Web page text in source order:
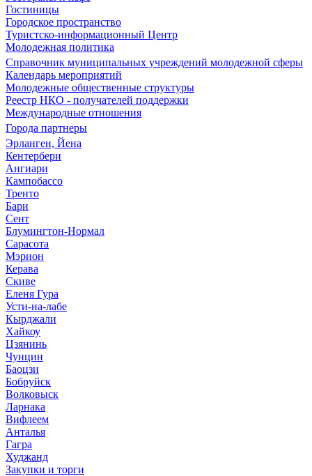
Гостиницы
Городское пространство
Туристско-информационный Центр
Молодежная политика
Справочник муниципальных учреждений молодежной сферы
Календарь мероприятий
Молодежные общественные структуры
Реестр НКО - получателей поддержки
Международные отношения
Города партнеры
Эрланген, Йена
Кентербери
Ангиари
Кампобассо
Тренто
Бари
Сент
Блумингтон-Нормал
Сарасота
Мэрион
Керава
Скиве
Еленя Гура
Усти-на-лабе
Кырджали
Хайкоу
Цзянинь
Чунцин
Баоцзи
Бобруйск
Волковыск
Ларнака
Вифлеем
Анталья
Гагра
Худжанд
Закупки и торги